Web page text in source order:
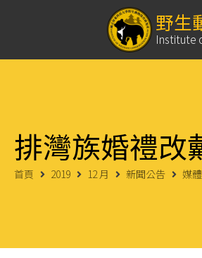
野生
Institute
排灣族婚禮改
首頁 2019 12 月 新聞公告 媒